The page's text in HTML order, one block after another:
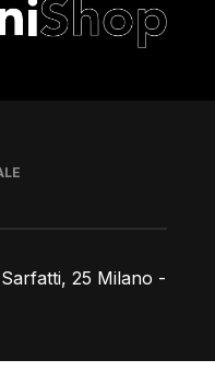
25 Milano -